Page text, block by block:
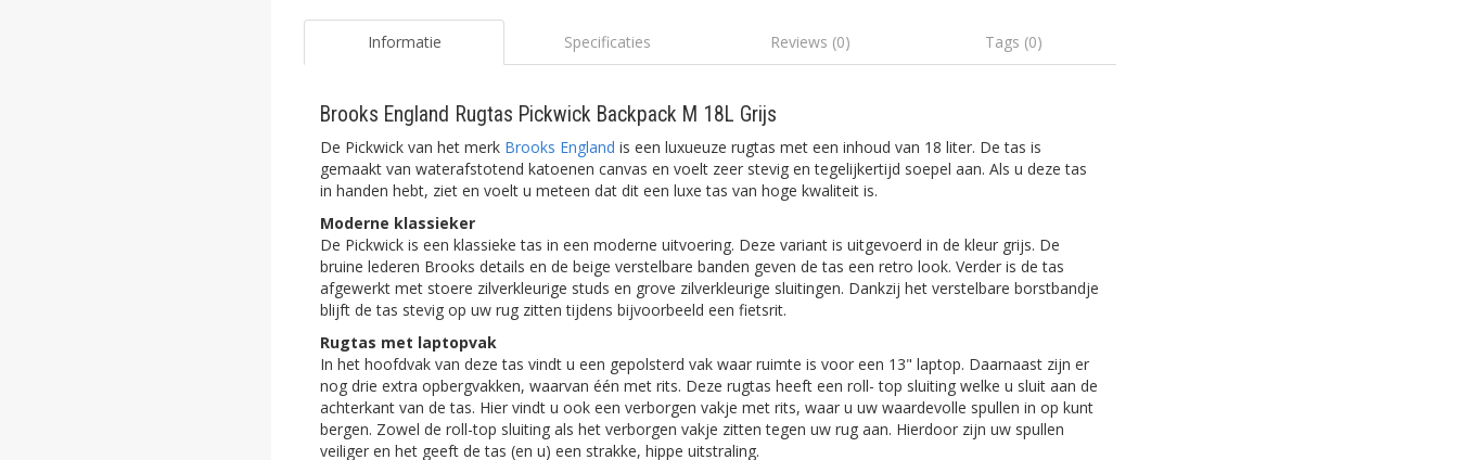
Informatie Specificaties Reviews (0) Tags (0)
Brooks England Rugtas Pickwick Backpack M 18L Grijs
De Pickwick van het merk Brooks England is een luxueuze rugtas met een inhoud van 18 liter. De tas is
gemaakt van waterafstotend katoenen canvas en voelt zeer stevig en tegelijkertijd soepel aan. Als u deze tas
in handen hebt, ziet en voelt u meteen dat dit een luxe tas van hoge kwaliteit is.
Moderne klassieker
De Pickwick is een klassieke tas in een moderne uitvoering. Deze variant is uitgevoerd in de kleur grijs. De
bruine lederen Brooks details en de beige verstelbare banden geven de tas een retro look. Verder is de tas
afgewerkt met stoere zilverkleurige studs en grove zilverkleurige sluitingen. Dankzij het verstelbare borstbandje
blijft de tas stevig op uw rug zitten tijdens bijvoorbeeld een fietsrit.
Rugtas met laptopvak
In het hoofdvak van deze tas vindt u een gepolsterd vak waar ruimte is voor een 13" laptop. Daarnaast zijn er
nog drie extra opbergvakken, waarvan één met rits. Deze rugtas heeft een roll- top sluiting welke u sluit aan de
achterkant van de tas. Hier vindt u ook een verborgen vakje met rits, waar u uw waardevolle spullen in op kunt
bergen. Zowel de roll-top sluiting als het verborgen vakje zitten tegen uw rug aan. Hierdoor zijn uw spullen
veiliger en het geeft de tas (en u) een strakke, hippe uitstraling.